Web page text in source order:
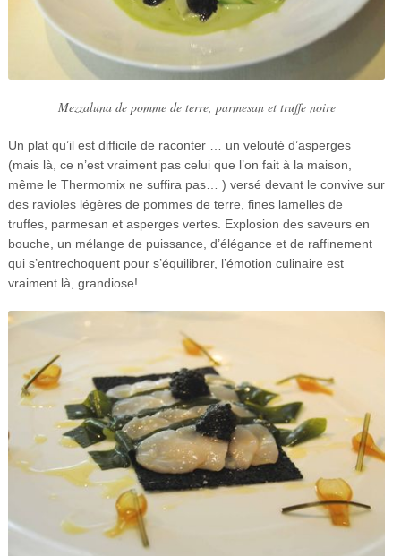
Mezzaluna de pomme de terre, parmesan et truffe noire
Un plat qu’il est difficile de raconter … un velouté d’asperges
(mais là, ce n’est vraiment pas celui que l’on fait à la maison,
même le Thermomix ne suffira pas… ) versé devant le convive sur
des ravioles légères de pommes de terre, fines lamelles de
truffes, parmesan et asperges vertes. Explosion des saveurs en
bouche, un mélange de puissance, d’élégance et de raffinement
qui s’entrechoquent pour s’équilibrer, l’émotion culinaire est
vraiment là, grandiose!